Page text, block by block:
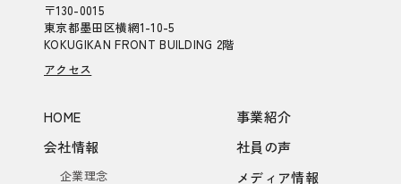
〒130-0015
東京都墨田区横網1-10-5
KOKUGIKAN FRONT BUILDING 2階
アクセス
HOME
会社情報
企業理念
事業紹介
社員の声
メディア情報